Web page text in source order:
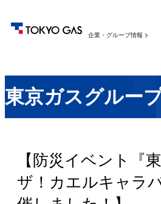
企業・グループ情報
東京ガスグルー
【防災イベント『
ザ！カエルキャラ